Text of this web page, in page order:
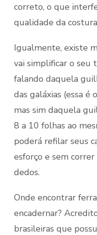
correto, o que
qualidade da
Igualmente, existe
vai simplificar o seu
falando daquela
das galáxias (essa é
mas sim daquela
8 a 10 folhas ao
poderá refilar seus
esforço e sem
dedos.
Onde encontrar
encadernar?
brasileiras que